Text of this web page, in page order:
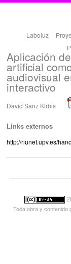
Laboluz
Aplicación
artificial
audiovisual
interactivo
David Sanz Kirbis
Links externos
http://riunet.upv.es/
Toda obra y contenido